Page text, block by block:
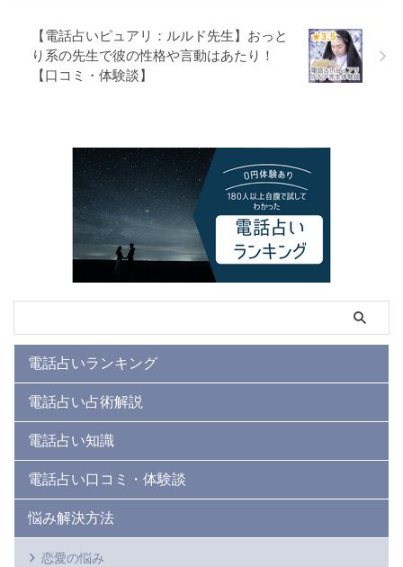
【電話占いピュアリ：ルルド先生】おっと
り系の先生で彼の性格や言動はあたり！
【口コミ・体験談】
電話占いランキング
電話占い占術解説
電話占い知識
電話占い口コミ・体験談
悩み解決方法
恋愛の悩み